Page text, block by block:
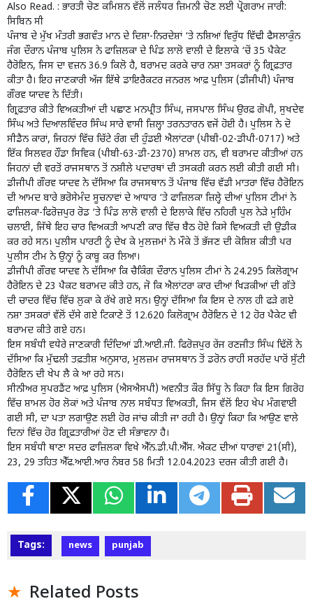
Also Read. : ਭਾਰਤੀ ਚੋਣ ਕਮਿਸ਼ਨ ਵੱਲੋਂ ਜਲੰਧਰ ਜ਼ਿਮਨੀ ਚੋਣ ਲਈ ਪ੍ਰੋਗਰਾਮ ਜਾਰੀ:
ਸਿਬਿਨ ਸੀ
ਪੰਜਾਬ ਦੇ ਮੁੱਖ ਮੰਤਰੀ ਭਗਵੰਤ ਮਾਨ ਦੇ ਦਿਸ਼ਾ-ਨਿਰਦੇਸ਼ਾਂ ‘ਤੇ ਨਸ਼ਿਆਂ ਵਿਰੁੱਧ ਵਿੱਢੀ ਫੈਸਲਾਕੁੰਨ
ਜੰਗ ਦੌਰਾਨ ਪੰਜਾਬ ਪੁਲਿਸ ਨੇ ਫਾਜ਼ਿਲਕਾ ਦੇ ਪਿੰਡ ਲਾਲੋ ਵਾਲੀ ਦੇ ਇਲਾਕੇ ‘ਚੋਂ 35 ਪੈਕੇਟ
ਹੈਰੋਇਨ, ਜਿਸ ਦਾ ਵਜ਼ਨ 36.9 ਕਿਲੋ ਹੈ, ਬਰਾਮਦ ਕਰਕੇ ਚਾਰ ਨਸ਼ਾ ਤਸਕਰਾਂ ਨੂੰ ਗ੍ਰਿਫ਼ਤਾਰ
ਕੀਤਾ ਹੈ। ਇਹ ਜਾਣਕਾਰੀ ਅੱਜ ਇੱਥੇ ਡਾਇਰੈਕਟਰ ਜਨਰਲ ਆਫ਼ ਪੁਲਿਸ (ਡੀਜੀਪੀ) ਪੰਜਾਬ
ਗੌਰਵ ਯਾਦਵ ਨੇ ਦਿੱਤੀ।
ਗ੍ਰਿਫ਼ਤਾਰ ਕੀਤੇ ਵਿਅਕਤੀਆਂ ਦੀ ਪਛਾਣ ਮਨਪ੍ਰੀਤ ਸਿੰਘ, ਜਸਪਾਲ ਸਿੰਘ ਉਰਫ਼ ਗੋਪੀ, ਸੁਖਦੇਵ
ਸਿੰਘ ਅਤੇ ਦਿਆਲਵਿੰਦਰ ਸਿੰਘ ਸਾਰੇ ਵਾਸੀ ਜ਼ਿਲ੍ਹਾ ਤਰਨਤਾਰਨ ਵਜੋਂ ਹੋਈ ਹੈ। ਪੁਲਿਸ ਨੇ ਦੋ
ਸੀਡੈਨ ਕਾਰਾਂ, ਜਿਹਨਾਂ ਵਿੱਚ ਚਿੱਟੇ ਰੰਗ ਦੀ ਹੁੰਡਈ ਐਲਾਂਟਰਾ (ਪੀਬੀ-02-ਡੀਪੀ-0717) ਅਤੇ
ਇੱਕ ਸਿਲਵਰ ਹੌਂਡਾ ਸਿਵਿਕ (ਪੀਬੀ-63-ਡੀ-2370) ਸ਼ਾਮਲ ਹਨ, ਵੀ ਬਰਾਮਦ ਕੀਤੀਆਂ ਹਨ
ਜਿਹਨਾਂ ਦੀ ਵਰਤੋਂ ਰਾਜਸਥਾਨ ਤੋਂ ਨਸ਼ੀਲੇ ਪਦਾਰਥਾਂ ਦੀ ਤਸਕਰੀ ਕਰਨ ਲਈ ਕੀਤੀ ਗਈ ਸੀ।
ਡੀਜੀਪੀ ਗੌਰਵ ਯਾਦਵ ਨੇ ਦੱਸਿਆ ਕਿ ਰਾਜਸਥਾਨ ਤੋਂ ਪੰਜਾਬ ਵਿੱਚ ਵੱਡੀ ਮਾਤਰਾ ਵਿੱਚ ਹੈਰੋਇਨ
ਦੀ ਆਮਦ ਬਾਰੇ ਭਰੋਸੇਮੰਦ ਸੂਚਨਾਵਾਂ ਦੇ ਆਧਾਰ ‘ਤੇ ਫਾਜ਼ਿਲਕਾ ਜ਼ਿਲ੍ਹੇ ਦੀਆਂ ਪੁਲਿਸ ਟੀਮਾਂ ਨੇ
ਫਾਜ਼ਿਲਕਾ-ਫਿਰੋਜ਼ਪੁਰ ਰੋਡ ‘ਤੇ ਪਿੰਡ ਲਾਲੋ ਵਾਲੀ ਦੇ ਇਲਾਕੇ ਵਿੱਚ ਨਹਿਰੀ ਪੁਲ ਨੇੜੇ ਮੁਹਿੰਮ
ਚਲਾਈ, ਜਿੱਥੇ ਇਹ ਚਾਰ ਵਿਅਕਤੀ ਆਪਣੀ ਕਾਰ ਵਿੱਚ ਬੈਠ ਹੋਏ ਕਿਸੇ ਵਿਅਕਤੀ ਦੀ ਉਡੀਕ
ਕਰ ਰਹੇ ਸਨ। ਪੁਲੀਸ ਪਾਰਟੀ ਨੂੰ ਦੇਖ ਕੇ ਮੁਲਜ਼ਮਾਂ ਨੇ ਮੌਕੇ ਤੋਂ ਭੱਜਣ ਦੀ ਕੋਸ਼ਿਸ਼ ਕੀਤੀ ਪਰ
ਪੁਲੀਸ ਟੀਮ ਨੇ ਉਨ੍ਹਾਂ ਨੂੰ ਕਾਬੂ ਕਰ ਲਿਆ।
ਡੀਜੀਪੀ ਗੌਰਵ ਯਾਦਵ ਨੇ ਦੱਸਿਆ ਕਿ ਚੈਕਿੰਗ ਦੌਰਾਨ ਪੁਲਿਸ ਟੀਮਾਂ ਨੇ 24.295 ਕਿਲੋਗ੍ਰਾਮ
ਹੈਰੋਇਨ ਦੇ 23 ਪੈਕਟ ਬਰਾਮਦ ਕੀਤੇ ਹਨ, ਜੋ ਕਿ ਐਲਾਂਟਰਾ ਕਾਰ ਦੀਆਂ ਖਿੜਕੀਆਂ ਦੀ ਗੱਤੇ
ਦੀ ਚਾਦਰ ਵਿੱਚ ਵਿੱਚ ਲੁਕਾ ਕੇ ਰੱਖੇ ਗਏ ਸਨ। ਉਨ੍ਹਾਂ ਦੱਸਿਆ ਕਿ ਇਸ ਦੇ ਨਾਲ ਹੀ ਫੜੇ ਗਏ
ਨਸ਼ਾ ਤਸਕਰਾਂ ਵੱਲੋਂ ਦੱਸੇ ਗਏ ਟਿਕਾਣੇ ਤੋਂ 12.620 ਕਿਲੋਗ੍ਰਾਮ ਹੈਰੋਇਨ ਦੇ 12 ਹੋਰ ਪੈਕੇਟ ਵੀ
ਬਰਾਮਦ ਕੀਤੇ ਗਏ ਹਨ।
ਇਸ ਸਬੰਧੀ ਵਧੇਰੇ ਜਾਣਕਾਰੀ ਦਿੰਦਿਆਂ ਡੀ.ਆਈ.ਜੀ. ਫਿਰੋਜ਼ਪੁਰ ਰੇਂਜ ਰਣਜੀਤ ਸਿੰਘ ਢਿੱਲੋਂ ਨੇ
ਦੱਸਿਆ ਕਿ ਮੁੱਢਲੀ ਤਫ਼ਤੀਸ਼ ਅਨੁਸਾਰ, ਮੁਲਜ਼ਮ ਰਾਜਸਥਾਨ ਤੋਂ ਡਰੋਨ ਰਾਹੀਂ ਸਰਹੱਦ ਪਾਰੋਂ ਸੁੱਟੀ
ਹੈਰੋਇਨ ਦੀ ਖੇਪ ਲੈ ਕੇ ਆ ਰਹੇ ਸਨ।
ਸੀਨੀਅਰ ਸੁਪਰਡੈਂਟ ਆਫ਼ ਪੁਲਿਸ (ਐਸਐਸਪੀ) ਅਵਨੀਤ ਕੌਰ ਸਿੱਧੂ ਨੇ ਕਿਹਾ ਕਿ ਇਸ ਗਿਰੋਹ
ਵਿੱਚ ਸ਼ਾਮਲ ਹੋਰ ਲੋਕਾਂ ਅਤੇ ਪੰਜਾਬ ਨਾਲ ਸਬੰਧਤ ਵਿਅਕਤੀ, ਜਿਸ ਵੱਲੋਂ ਇਹ ਖੇਪ ਮੰਗਵਾਈ
ਗਈ ਸੀ, ਦਾ ਪਤਾ ਲਗਾਉਣ ਲਈ ਹੋਰ ਜਾਂਚ ਕੀਤੀ ਜਾ ਰਹੀ ਹੈ। ਉਨ੍ਹਾਂ ਕਿਹਾ ਕਿ ਆਉਣ ਵਾਲੇ
ਦਿਨਾਂ ਵਿੱਚ ਹੋਰ ਗ੍ਰਿਫ਼ਤਾਰੀਆਂ ਹੋਣ ਦੀ ਸੰਭਾਵਨਾ ਹੈ।
ਇਸ ਸਬੰਧੀ ਥਾਣਾ ਸਦਰ ਫਾਜ਼ਿਲਕਾ ਵਿਖੇ ਐੱਨ.ਡੀ.ਪੀ.ਐੱਸ. ਐਕਟ ਦੀਆਂ ਧਾਰਾਵਾਂ 21(ਸੀ),
23, 29 ਤਹਿਤ ਐੱਫ.ਆਈ.ਆਰ ਨੰਬਰ 58 ਮਿਤੀ 12.04.2023 ਦਰਜ ਕੀਤੀ ਗਈ ਹੈ।
Tags: news punjab
Related Posts